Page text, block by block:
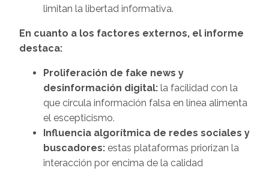
limitan la libertad informativa.
En cuanto a los factores externos, el informe
destaca:
Proliferación de fake news y
desinformación digital: la facilidad con la
que circula información falsa en línea alimenta
el escepticismo.
Influencia algorítmica de redes sociales y
buscadores: estas plataformas priorizan la
interacción por encima de la calidad